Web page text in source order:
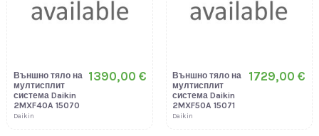
Външно тяло на
мултисплит
система Daikin
2MXF40A 15070
Daikin
1390,00 €
Външно тяло на
мултисплит
система Daikin
2MXF50A 15071
Daikin
1729,00 €